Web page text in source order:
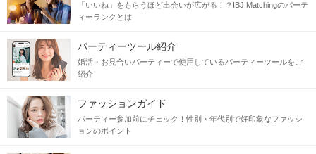
「いいね」をもらうほど出会いが広がる！？IBJ Matchingのパーテ
ィーランクとは
パーティーツール紹介
婚活・お見合いパーティーで使用しているパーティーツールをご
紹介
ファッションガイド
パーティー参加前にチェック！性別・年代別で好印象なファッシ
ョンのポイント